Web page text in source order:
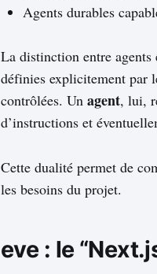
Agents durables
La distinction entre
définies explicitement par
contrôlées. Un agent, lui,
d’instructions et
Cette dualité permet de
les besoins du projet.
eve : le